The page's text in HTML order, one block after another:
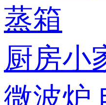
蒸箱
厨房小
微波炉